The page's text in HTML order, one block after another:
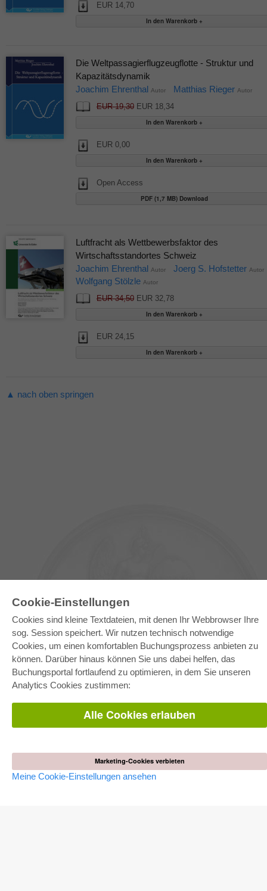
Cookie-Einstellungen
Cookies sind kleine Textdateien, mit denen Ihr Webbrowser Ihre
sog. Session speichert. Wir nutzen technisch notwendige
Cookies, um einen komfortablen Buchungsprozess anbieten zu
können. Darüber hinaus können Sie uns dabei helfen, das
Buchungsportal fortlaufend zu optimieren, in dem Sie unseren
Analytics Cookies zustimmen:
Alle Cookies erlauben
Marketing-Cookies verbieten
Meine Cookie-Einstellungen ansehen
EUR 14,70
Die Weltpassagierflugzeugflotte - Struktur und
Kapazitätsdynamik
Joachim Ehrenthal Autor Matthias Rieger Autor
EUR 19,30EUR 18,34
EUR 0,00
Open Access
PDF (1,7 MB) Download
Luftfracht als Wettbewerbsfaktor des
Wirtschaftsstandortes Schweiz
Joachim Ehrenthal Autor Joerg S. Hofstetter Autor
Wolfgang Stölzle Autor
EUR 34,50EUR 32,78
EUR 24,15
▲ nach oben springen
E-COLLECTION
Gesamtpaket
Pick & Choose
Bereitstellung von E-Books
AGB